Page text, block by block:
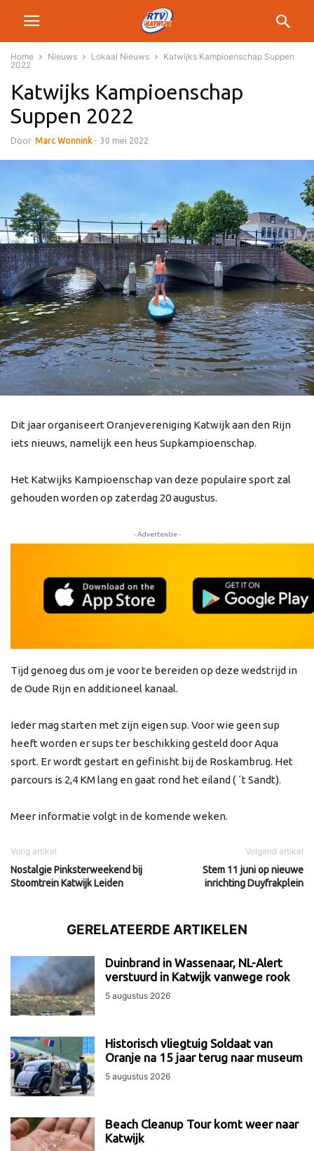
Home Nieuws Lokaal Nieuws
Katwijks Kampioenschap Suppen
2022
Katwijks Kampioenschap
Suppen 2022
Door Marc Wonnink - 30 mei 2022
Dit jaar organiseert Oranjevereniging Katwijk aan den Rijn
iets nieuws, namelijk een heus Supkampioenschap.
Het Katwijks Kampioenschap van deze populaire sport zal
gehouden worden op zaterdag 20 augustus.
- Advertentie -
Tijd genoeg dus om je voor te bereiden op deze wedstrijd in
de Oude Rijn en additioneel kanaal.
Ieder mag starten met zijn eigen sup. Voor wie geen sup
heeft worden er sups ter beschikking gesteld door Aqua
sport. Er wordt gestart en gefinisht bij de Roskambrug. Het
parcours is 2,4 KM lang en gaat rond het eiland ( ´t Sandt).
Meer informatie volgt in de komende weken.
Vorig artikel
Nostalgie Pinksterweekend bij
Stoomtrein Katwijk Leiden
Volgend artikel
Stem 11 juni op nieuwe
inrichting Duyfrakplein
GERELATEERDE ARTIKELEN
Duinbrand in Wassenaar, NL-Alert
verstuurd in Katwijk vanwege rook
5 augustus 2026
Historisch vliegtuig Soldaat van
Oranje na 15 jaar terug naar museum
5 augustus 2026
Beach Cleanup Tour komt weer naar
Katwijk